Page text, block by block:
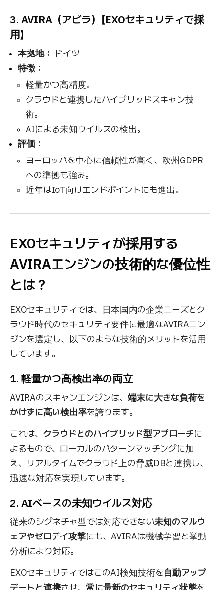
3. AVIRA（アビラ）【EXOセキュリティで採
用】
本拠地：
ドイツ
特徴：
軽量かつ高精度。
クラウドと連携したハイブリッドスキャン技
術。
AIによる未知ウイルスの検出。
評価：
ヨーロッパを中心に信頼性が高く、欧州GDPR
への準拠も強み。
近年はIoT向けエンドポイントにも進出。
EXOセキュリティが採用する
AVIRAエンジンの技術的な優位性
とは？
EXOセキュリティでは、日本国内の企業ニーズとク
ラウド時代のセキュリティ要件に最適なAVIRAエン
ジンを選定し、以下のような技術的メリットを活用
しています。
1. 軽量かつ高検出率の両立
AVIRAのスキャンエンジンは、 端末に大きな負荷を
かけずに高い検出率を誇ります。
これは、 クラウドとのハイブリッド型アプローチに
よるもので、ローカルのパターンマッチングに加
え、リアルタイムでクラウド上の脅威DBと連携し、
迅速な対応を実現しています。
2. AIベースの未知ウイルス対応
従来のシグネチャ型では対応できない未知のマルウ
ェアやゼロデイ攻撃にも、AVIRAは機械学習と挙動
分析により対応。
EXOセキュリティではこのAI検知技術を自動アップ
デートと連携させ、 常に最新のセキュリティ状態を